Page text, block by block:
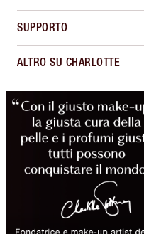
SUPPORTO
ALTRO SU CHARLOTTE